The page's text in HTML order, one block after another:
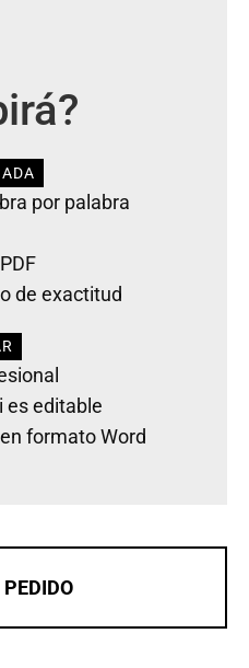
por palabra
de exactitud
es editable
formato Word